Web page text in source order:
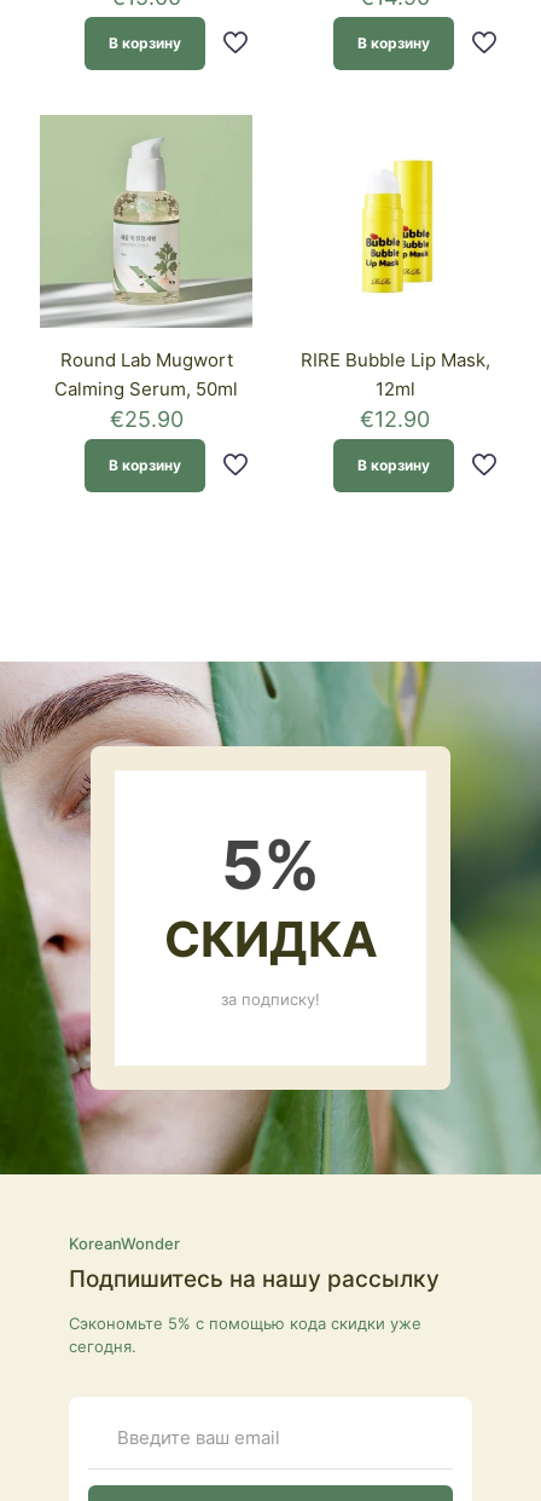
В корзину В корзину
Round Lab Mugwort
Calming Serum, 50ml
€25.90
В корзину
RIRE Bubble Lip Mask,
12ml
€12.90
В корзину
5%
СКИДКА
за подписку!
KoreanWonder
Подпишитесь на нашу рассылку
Сэкономьте 5% с помощью кода скидки уже
сегодня.